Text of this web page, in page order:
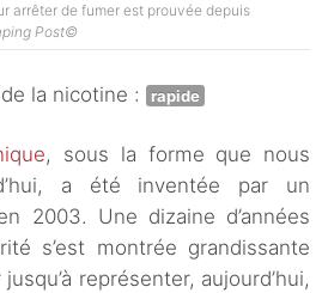
arrêter de fumer est prouvée depuis
Post©
la nicotine : rapide
, sous la forme que nous
a été inventée par un
2003. Une dizaine d’années
s’est montrée grandissante
représenter, aujourd’hui,